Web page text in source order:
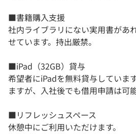
■書籍購入支援
社内ライブラリにない実用書があ
せています。持出厳禁。
■iPad（32GB）貸与
希望者にiPadを無料貸与していま
ますが、入社後でも借用申請は可能
■リフレッシュスペース
休憩中にご利用いただけます。